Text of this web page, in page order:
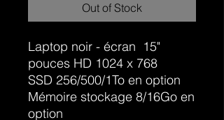
Out of Stock
Laptop noir - écran 15"
pouces HD 1024 x 768
SSD 256/500/1To en option
Mémoire stockage 8/16Go en
option